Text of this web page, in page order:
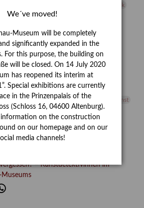
Lehmbruck
Marstall
Napoleon Natur
Neue Remise
Peter Schnürpel Phelloplastik
Pohlhof
Rudi Lesser Ruth Wolf-Rehfeld
Skulptur
Sonderausstellung
Bildende Kunst
studioDIGITAL
Vermittlung Video
Videokunst
Weihnachten Werefkin
Winter Wissenschaft
Wolf and Dog
– Kunstdetektivinnen im
Museums
We´ve moved!
Museum will be completely
significantly expanded in the
For this purpose, the building on
will be closed. On 14 July 2020
has reopened its interim at
Special exhibitions are currently
in the Prinzenpalais of the
(Schloss 16, 04600 Altenburg).
on the construction
on our homepage and on our
media channels!